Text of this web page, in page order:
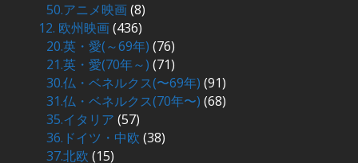
50.アニメ映画(8)
12. 欧州映画(436)
20.英・愛(～69年) (76)
21.英・愛(70年～) (71)
30.仏・ベネルクス(〜69年) (91)
31.仏・ベネルクス(70年〜) (68)
35.イタリア (57)
36.ドイツ・中欧 (38)
37.北欧 (15)